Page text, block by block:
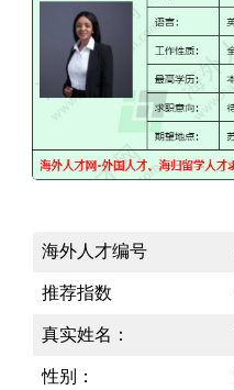
海外人才编号
推荐指数
真实姓名：
性别：